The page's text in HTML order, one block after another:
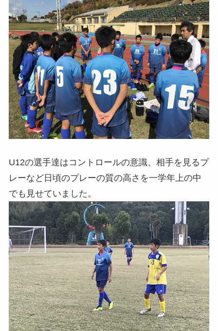
U12の選手達はコントロールの意識、相手を見るプ
レーなど日頃のプレーの質の高さを一学年上の中
でも見せていました。